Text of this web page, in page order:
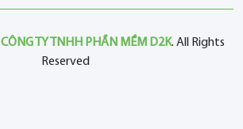
CÔNG TY TNHH PHẦN MỀM D2K. All Rights
Reserved